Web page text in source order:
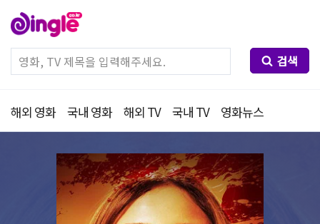
검색
해외 영화 국내 영화 해외 TV 국내 TV 영화뉴스